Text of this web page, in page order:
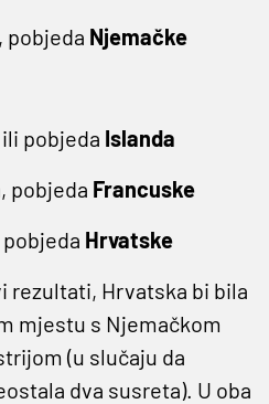
pobjeda Njemačke
ili pobjeda Islanda
pobjeda Francuske
Hrvatske
rezultati, Hrvatska bi bila
mjestu s Njemačkom
(u slučaju da
dva susreta). U oba